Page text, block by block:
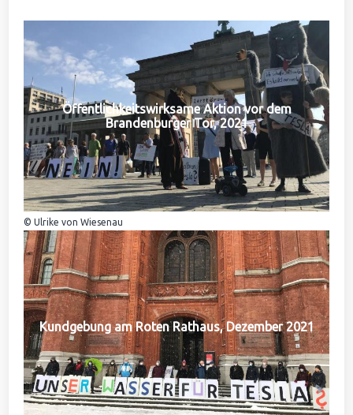
Öffentlichkeitswirksame Aktion vor dem
Brandenburger Tor, 2021
© Ulrike von Wiesenau
Kundgebung am Roten Rathaus, Dezember 2021